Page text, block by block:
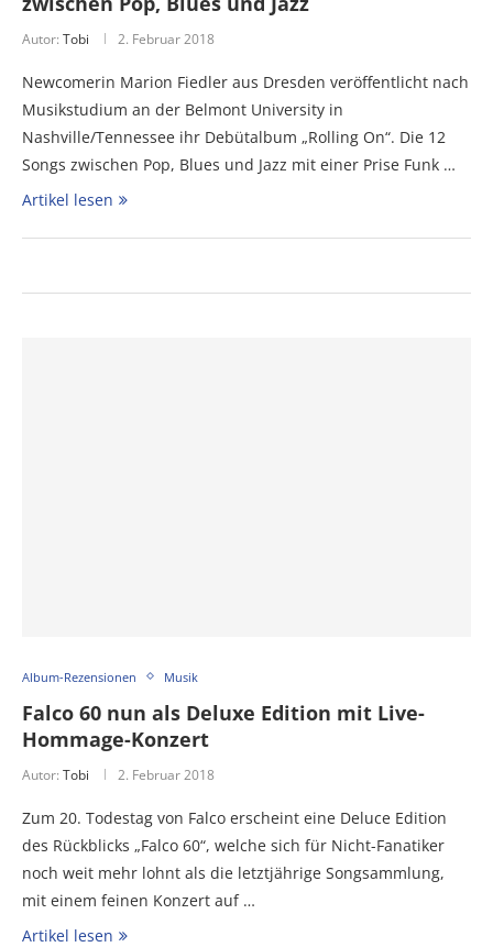
Autor: Tobi 2. Februar 2018
Newcomerin Marion Fiedler aus Dresden veröffentlicht nach
Musikstudium an der Belmont University in
Nashville/Tennessee ihr Debütalbum „Rolling On“. Die 12
Songs zwischen Pop, Blues und Jazz mit einer Prise Funk …
Artikel lesen
Album-Rezensionen Musik
Falco 60 nun als Deluxe Edition mit Live-
Hommage-Konzert
Autor: Tobi 2. Februar 2018
Zum 20. Todestag von Falco erscheint eine Deluce Edition
des Rückblicks „Falco 60“, welche sich für Nicht-Fanatiker
noch weit mehr lohnt als die letztjährige Songsammlung,
mit einem feinen Konzert auf …
Artikel lesen